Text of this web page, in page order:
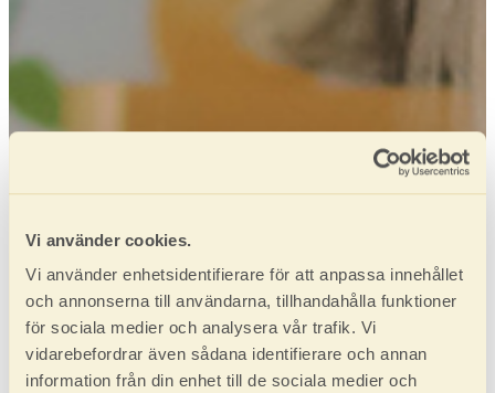
Vi använder cookies.
Vi använder enhetsidentifierare för att anpassa innehållet
och annonserna till användarna, tillhandahålla funktioner
för sociala medier och analysera vår trafik. Vi
vidarebefordrar även sådana identifierare och annan
information från din enhet till de sociala medier och